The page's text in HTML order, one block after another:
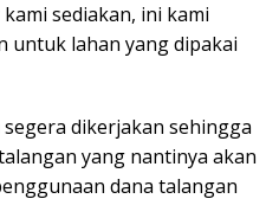
sediakan, ini kami
untuk lahan yang dipakai
dikerjakan sehingga
yang nantinya akan
dana talangan